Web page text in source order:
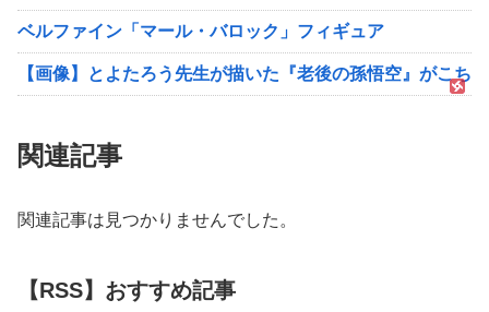
ベルファイン「マール・バロック」フィギュア
【画像】とよたろう先生が描いた『老後の孫悟空』がこち
関連記事
関連記事は見つかりませんでした。
【RSS】おすすめ記事